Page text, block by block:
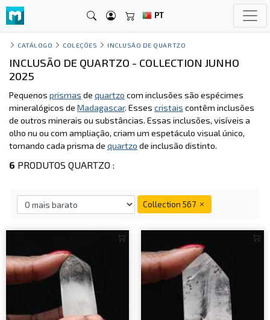
PT
CATÁLOGO COLEÇÕES INCLUSÃO DE QUARTZO
INCLUSÃO DE QUARTZO - COLLECTION JUNHO
2025
Pequenos prismas de quartzo com inclusões são espécimes
mineralógicos de Madagascar. Esses cristais contêm inclusões
de outros minerais ou substâncias. Essas inclusões, visíveis a
olho nu ou com ampliação, criam um espetáculo visual único,
tornando cada prisma de quartzo de inclusão distinto.
6 PRODUTOS QUARTZO :
Collection 567